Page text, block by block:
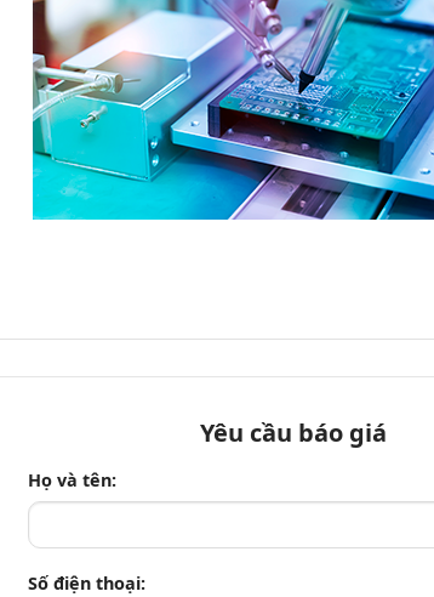
Yêu cầu báo giá
Họ và tên:
Số điện thoại: